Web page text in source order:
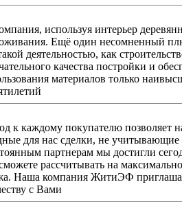
дома для строительства домов «под ключ», обеспечивает
которые занимаются ключ
качества постройки и
материалов только
покупателю позволяет нам находить
для нас сделки, не
партнерам мы достигли
рассчитывать на
организации к долгосрочному и взаимовыгодному
с Вами